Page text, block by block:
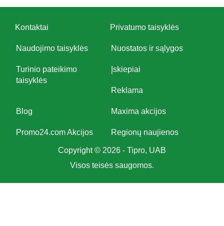
Kontaktai Privatumo taisyklės
Naudojimo taisyklės Nuostatos ir sąlygos
Turinio pateikimo
taisyklės
Įskiepiai
Reklama
Blog Maxima akcijos
Promo24.com Akcijos Regionų naujienos
Copyright © 2026 - Tipro, UAB
Visos teisės saugomos.